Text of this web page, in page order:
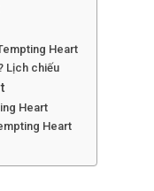
Heart
Lịch chiếu
Heart
Heart